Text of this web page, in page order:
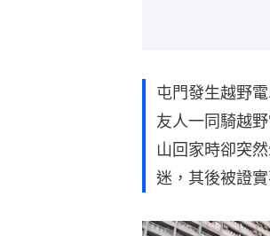
屯門發生越野
友人一同騎越
山回家時卻突
迷，其後被證實